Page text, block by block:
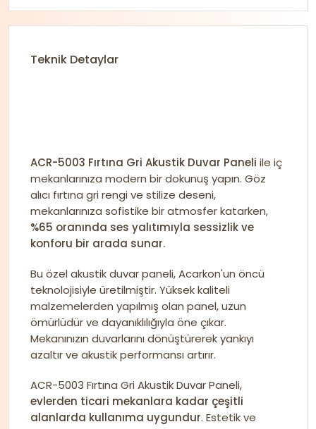
Teknik Detaylar
ACR-5003 Fırtına Gri Akustik Duvar Paneli ile iç
mekanlarınıza modern bir dokunuş yapın. Göz
alıcı fırtına gri rengi ve stilize deseni,
mekanlarınıza sofistike bir atmosfer katarken,
%65 oranında ses yalıtımıyla sessizlik ve
konforu bir arada sunar.
Bu özel akustik duvar paneli, Acarkon'un öncü
teknolojisiyle üretilmiştir. Yüksek kaliteli
malzemelerden yapılmış olan panel, uzun
ömürlüdür ve dayanıklılığıyla öne çıkar.
Mekanınızın duvarlarını dönüştürerek yankıyı
azaltır ve akustik performansı artırır.
ACR-5003 Fırtına Gri Akustik Duvar Paneli,
evlerden ticari mekanlara kadar çeşitli
alanlarda kullanıma uygundur. Estetik ve